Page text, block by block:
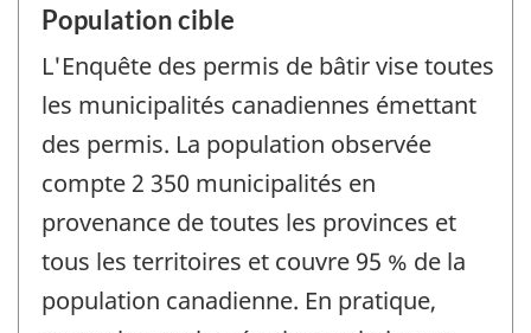
Population cible
L'Enquête des permis de bâtir vise toutes
les municipalités canadiennes émettant
des permis. La population observée
compte 2 350 municipalités en
provenance de toutes les provinces et
tous les territoires et couvre 95 % de la
population canadienne. En pratique,